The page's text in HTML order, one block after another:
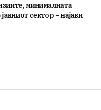
минималната
сектор – најави